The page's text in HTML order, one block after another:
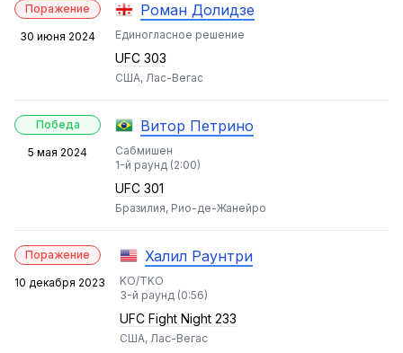
Поражение
30 июня 2024
Роман Долидзе
Единогласное решение
UFC 303
США, Лас-Вегас
Победа
5 мая 2024
Витор Петрино
Сабмишен
1-й раунд (2:00)
UFC 301
Бразилия, Рио-де-Жанейро
Поражение
10 декабря 2023
Халил Раунтри
KO/TKO
3-й раунд (0:56)
UFC Fight Night 233
США, Лас-Вегас